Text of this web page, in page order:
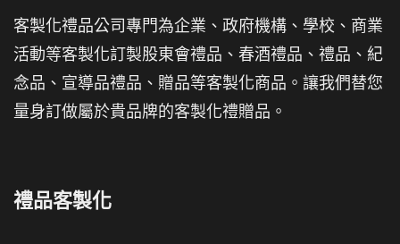
客製化禮品公司專門為企業、政府機構、學校、商業
活動等客製化訂製股東會禮品、春酒禮品、禮品、紀
念品、宣導品禮品、贈品等客製化商品。讓我們替您
量身訂做屬於貴品牌的客製化禮贈品。
禮品客製化